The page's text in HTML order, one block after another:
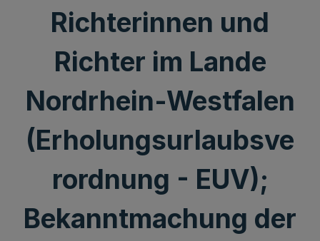
Richterinnen und
Richter im Lande
Nordrhein-Westfalen
(Erholungsurlaubsve
rordnung - EUV);
Bekanntmachung der